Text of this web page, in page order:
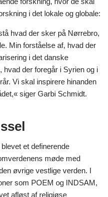
i det lokale og globale:
hvad der sker på Nørrebro,
Min forståelse af, hvad der
i det danske
der foregår i Syrien og i
Vi skal inspirere hinanden
siger Garbi Schmidt.
et definerende
møde med
øvrige vestlige verden. I
som POEM og INDSAM,
afløst af religiøse